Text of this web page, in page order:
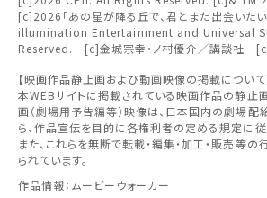
チケットの予約状況の確認及び予約を変
下記リンクよりご確認ください。
予約を確認する
予約を変更する
北越
中部
近畿
中国・四国
[c]2026「あの星が降る丘で、君とまた出会いた
illumination Entertainment and Universal
Reserved. [c]金城宗幸・ノ村優介／講談社
【映画作品静止画および動画映像の掲載について
本WEBサイトに掲載されている映画作品の静止
画（劇場用予告編等）映像は、日本国内の劇場
ら、作品宣伝を目的に各権利者の定める規定に従
また、これらを無断で転載・編集・加工・販売等
られています。
作品情報：ムービーウォーカー
閉じる
閉じる
閉じる